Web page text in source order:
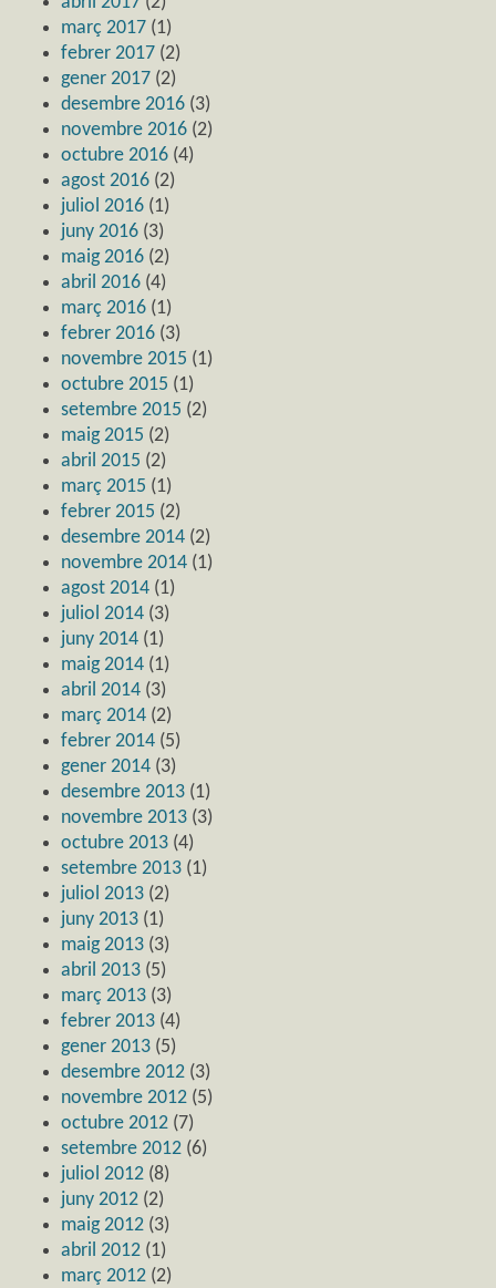
març 2017 (1)
febrer 2017 (2)
gener 2017 (2)
desembre 2016 (3)
novembre 2016 (2)
octubre 2016 (4)
agost 2016 (2)
juliol 2016 (1)
juny 2016 (3)
maig 2016 (2)
abril 2016 (4)
març 2016 (1)
febrer 2016 (3)
novembre 2015 (1)
octubre 2015 (1)
setembre 2015 (2)
maig 2015 (2)
abril 2015 (2)
març 2015 (1)
febrer 2015 (2)
desembre 2014 (2)
novembre 2014 (1)
agost 2014 (1)
juliol 2014 (3)
juny 2014 (1)
maig 2014 (1)
abril 2014 (3)
març 2014 (2)
febrer 2014 (5)
gener 2014 (3)
desembre 2013 (1)
novembre 2013 (3)
octubre 2013 (4)
setembre 2013 (1)
juliol 2013 (2)
juny 2013 (1)
maig 2013 (3)
abril 2013 (5)
març 2013 (3)
febrer 2013 (4)
gener 2013 (5)
desembre 2012 (3)
novembre 2012 (5)
octubre 2012 (7)
setembre 2012 (6)
juliol 2012 (8)
juny 2012 (2)
maig 2012 (3)
abril 2012 (1)
març 2012 (2)